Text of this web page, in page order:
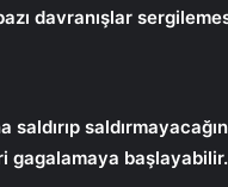
davranışlar
saldırıp
gagalamaya başlayabilir.